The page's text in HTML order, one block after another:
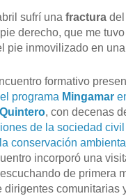
sufrí una fractura
derecho, que me
pie inmovilizado en
formativo
programa Mingamar
Quintero, con decenas
de la sociedad civil
conservación
incorporó una
de primera
dirigentes comunitarias